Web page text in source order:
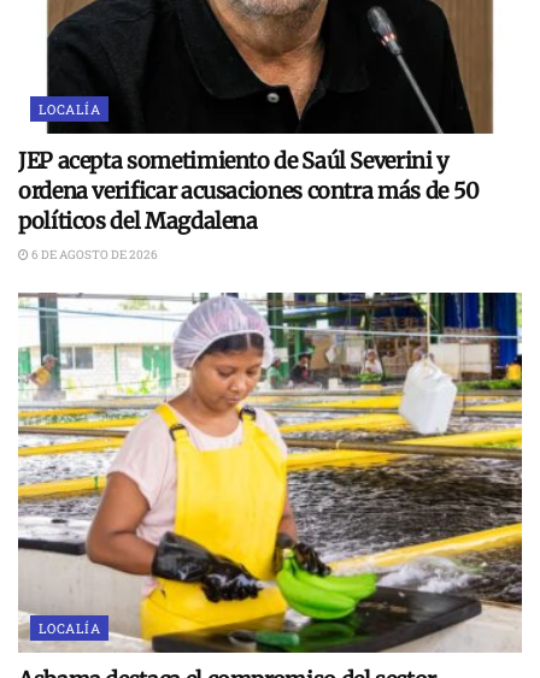
LOCALÍA
JEP acepta sometimiento de Saúl Severini y
ordena verificar acusaciones contra más de 50
políticos del Magdalena
6 DE AGOSTO DE 2026
LOCALÍA